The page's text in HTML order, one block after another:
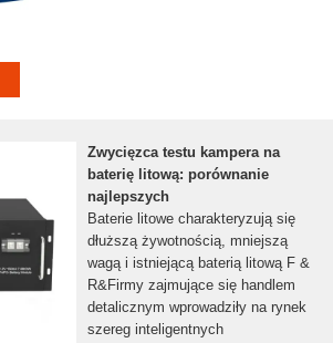
Zwycięzca testu kampera na
baterię litową: porównanie
najlepszych
Baterie litowe charakteryzują się
dłuższą żywotnością, mniejszą
wagą i istniejącą baterią litową F &
R&Firmy zajmujące się handlem
detalicznym wprowadziły na rynek
szereg inteligentnych